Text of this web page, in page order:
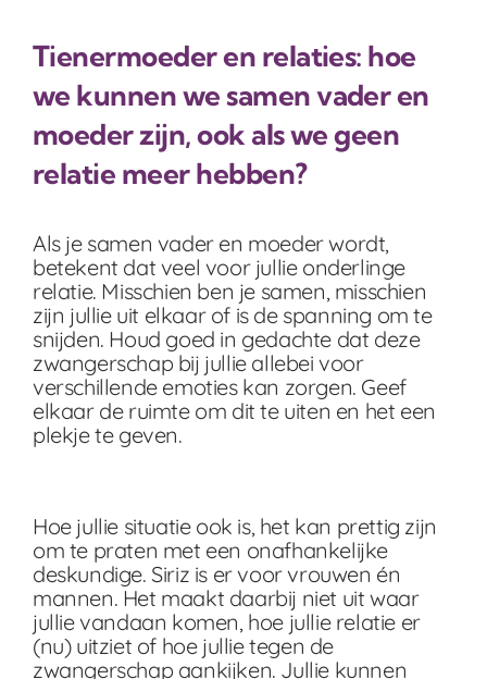
Tienermoeder en relaties: hoe
we kunnen we samen vader en
moeder zijn, ook als we geen
relatie meer hebben?
Als je samen vader en moeder wordt,
betekent dat veel voor jullie onderlinge
relatie. Misschien ben je samen, misschien
zijn jullie uit elkaar of is de spanning om te
snijden. Houd goed in gedachte dat deze
zwangerschap bij jullie allebei voor
verschillende emoties kan zorgen. Geef
elkaar de ruimte om dit te uiten en het een
plekje te geven.
Hoe jullie situatie ook is, het kan prettig zijn
om te praten met een onafhankelijke
deskundige. Siriz is er voor vrouwen én
mannen. Het maakt daarbij niet uit waar
jullie vandaan komen, hoe jullie relatie er
(nu) uitziet of hoe jullie tegen de
zwangerschap aankijken. Jullie kunnen